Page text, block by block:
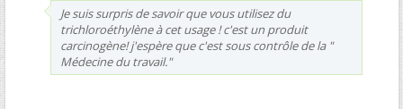
Je suis surpris de savoir que vous utilisez du
trichloroéthylène à cet usage ! c'est un produit
carcinogène! j'espère que c'est sous contrôle de la "
Médecine du travail."